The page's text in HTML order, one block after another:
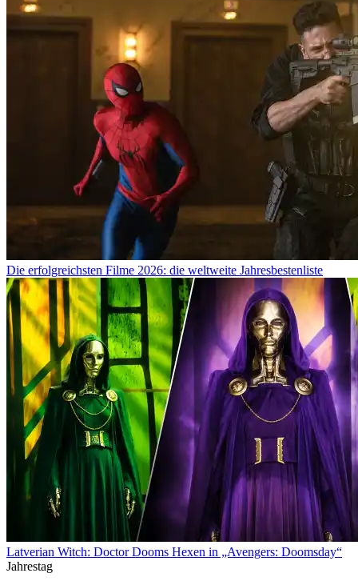
Die erfolgreichsten Filme 2026: die weltweite Jahresbestenliste
Latverian Witch: Doctor Dooms Hexen in „Avengers: Doomsday“
Jahrestag